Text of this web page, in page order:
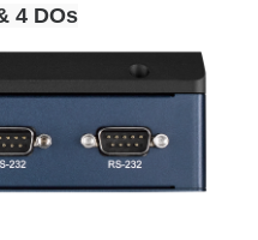
4 DOs